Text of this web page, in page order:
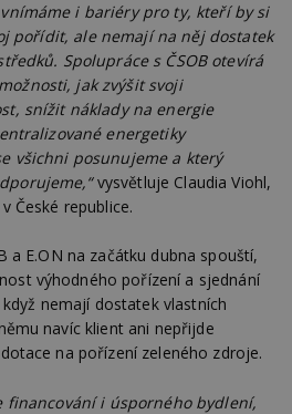
i bariéry pro ty, kteří by si
pořídit, ale nemají na něj dostatek
Spolupráce s ČSOB otevírá
jak zvýšit svoji
snížit náklady na energie
energetiky
všichni posunujeme a který
vysvětluje Claudia Viohl,
České republice.
a E.ON na začátku dubna spouští,
výhodného pořízení a sjednání
nemají dostatek vlastních
navíc klient ani nepřijde
na pořízení zeleného zdroje.
financování i úsporného bydlení,